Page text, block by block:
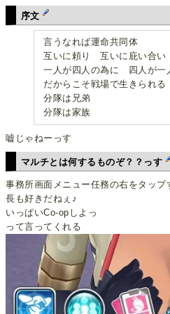
序文
言うなれば運命共同体
互いに頼り 互いに庇い合い
一人が四人の為に 四人が一
だからこそ戦場で生きられる
分隊は兄弟
分隊は家族
嘘じゃねーっす
マルチとは何するものぞ？？っす
事務所画面メニュー任務の右をタッ
長も好きだねぇ♪
いっぱいCo-opしよっ
って言ってくれる